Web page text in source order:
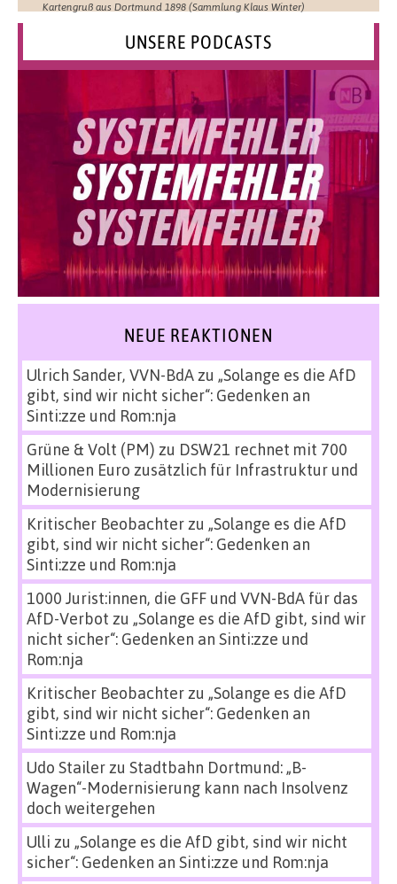
Kartengruß aus Dortmund 1898 (Sammlung Klaus Winter)
UNSERE PODCASTS
NEUE REAKTIONEN
Ulrich Sander, VVN-BdAzu „Solange es die AfD
gibt, sind wir nicht sicher“: Gedenken an
Sinti:zze und Rom:nja
Grüne & Volt (PM) zu DSW21 rechnet mit 700
Millionen Euro zusätzlich für Infrastruktur und
Modernisierung
Kritischer Beobachterzu „Solange es die AfD
gibt, sind wir nicht sicher“: Gedenken an
Sinti:zze und Rom:nja
1000 Jurist:innen, die GFF und VVN-BdA für das
AfD-Verbot zu „Solange es die AfD gibt, sind wir
nicht sicher“: Gedenken an Sinti:zze und
Rom:nja
Kritischer Beobachterzu „Solange es die AfD
gibt, sind wir nicht sicher“: Gedenken an
Sinti:zze und Rom:nja
Udo Stailerzu Stadtbahn Dortmund: „B-
Wagen“-Modernisierung kann nach Insolvenz
doch weitergehen
Ulli zu „Solange es die AfD gibt, sind wir nicht
sicher“: Gedenken an Sinti:zze und Rom:nja